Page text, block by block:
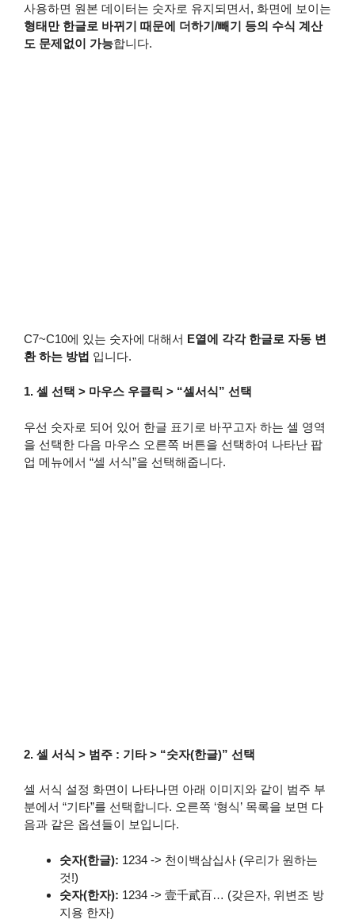
사용하면 원본 데이터는 숫자로 유지되면서, 화면에 보이는
형태만 한글로 바뀌기 때문에 더하기/빼기 등의 수식 계산
도 문제없이 가능합니다.
C7~C10에 있는 숫자에 대해서 E열에 각각 한글로 자동 변
환 하는 방법 입니다.
1. 셀 선택 > 마우스 우클릭 > “셀서식” 선택
우선 숫자로 되어 있어 한글 표기로 바꾸고자 하는 셀 영역
을 선택한 다음 마우스 오른쪽 버튼을 선택하여 나타난 팝
업 메뉴에서 “셀 서식”을 선택해줍니다.
2. 셀 서식 > 범주 : 기타 > “숫자(한글)” 선택
셀 서식 설정 화면이 나타나면 아래 이미지와 같이 범주 부
분에서 “기타”를 선택합니다. 오른쪽 ‘형식’ 목록을 보면 다
음과 같은 옵션들이 보입니다.
숫자(한글): 1234 -> 천이백삼십사 (우리가 원하는
것!)
숫자(한자): 1234 -> 壹千貳百… (갖은자, 위변조 방
지용 한자)